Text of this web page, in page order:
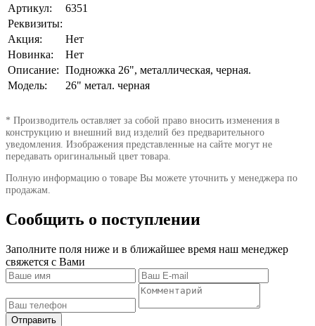
Артикул:
6351
Реквизиты:
Акция:
Нет
Новинка:
Нет
Описание: Подножка 26", металлическая, черная.
Модель:
26" метал. черная
* Производитель оставляет за собой право вносить изменения в
конструкцию и внешний вид изделий без предварительного
уведомления. Изображения представленные на сайте могут не
передавать оригинальный цвет товара.
Полную информацию о товаре Вы можете уточнить у менеджера по
продажам.
Сообщить о поступлении
Заполните поля ниже и в ближайшее время наш менеджер
свяжется с Вами